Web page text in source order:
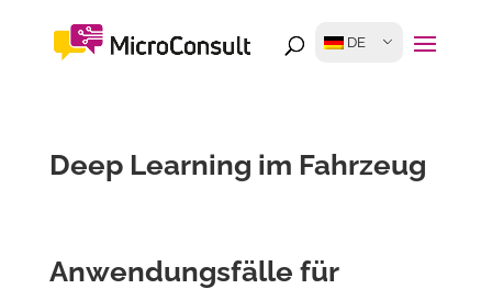
DE
Deep Learning im Fahrzeug
Anwendungsfälle für